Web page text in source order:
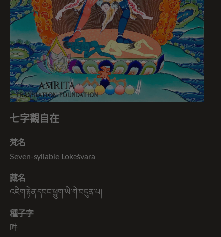
七字觀自在
梵名
Seven-syllable Lokeśvara
藏名
འཇིག་རྟེན་དབང་ཕྱུག་ཡི་གེ་བདུན་པ།
種子字
吽